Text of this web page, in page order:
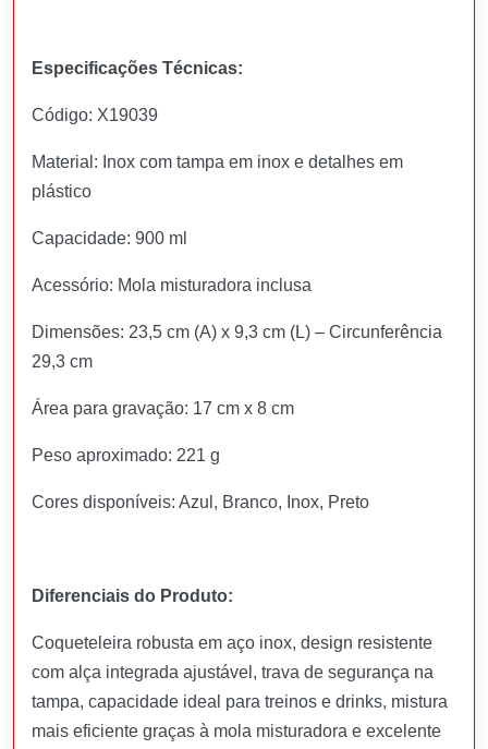
Especificações Técnicas:
Código: X19039
Material: Inox com tampa em inox e detalhes em
plástico
Capacidade: 900 ml
Acessório: Mola misturadora inclusa
Dimensões: 23,5 cm (A) x 9,3 cm (L) – Circunferência
29,3 cm
Área para gravação: 17 cm x 8 cm
Peso aproximado: 221 g
Cores disponíveis: Azul, Branco, Inox, Preto
Diferenciais do Produto:
Coqueteleira robusta em aço inox, design resistente
com alça integrada ajustável, trava de segurança na
tampa, capacidade ideal para treinos e drinks, mistura
mais eficiente graças à mola misturadora e excelente